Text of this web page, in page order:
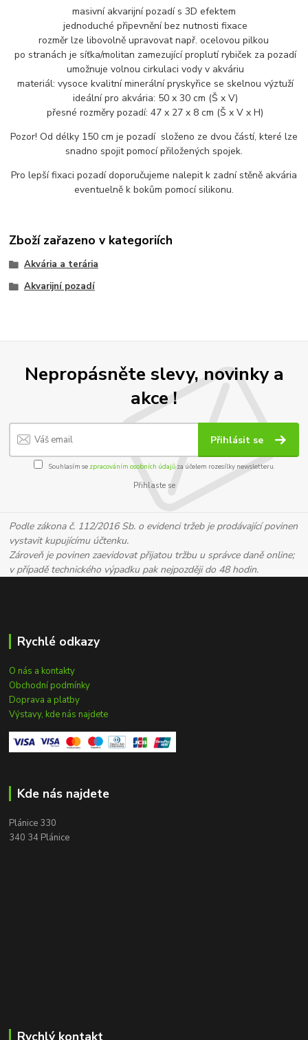
masivní akvarijní pozadí s 3D efektem
jednoduché připevnění bez nutnosti fixace
rozměr lze libovolně upravovat např. ocelovou pilkou
po stranách je síťka/molitan zamezující proplutí rybiček za pozadí
umožnuje volnou cirkulaci vody v akváriu
materiál: vysoce kvalitní minerální pryskyřice se skelnou výztuží
ideální pro akvária: 50 x 30 cm (Š x V)
přesné rozměry pozadí: 47 x 27 x 8 cm (Š x V x H)
Pozor! Od délky 150 cm je pozadí složeno ze dvou částí, které lze
snadno spojit pomocí přiložených spojek.
Pro lepší fixaci pozadí doporučujeme nalepit k zadní stěně akvária
eventuelně k bokům pomocí silikonu.
Zboží zařazeno v kategoriích
Akvária a terária
Akvarijní pozadí
Nepropásněte slevy, novinky a
akce !
Přihlásit se
Souhlasím se zpracováním osobních údajůza účelem rozesílky newsletteru.
Přihlaste se
Podle zákona č. 112/2016 Sb. o evidenci tržeb je prodávající povinen
vystavit kupujícímu účtenku.
Zároveň je povinen zaevidovat přijatou tržbu u správce daně online;
v případě technického výpadku pak nejpozději do 48 hodin.
Rychlé odkazy
O nás a kontakty
Obchodní podmínky
Doprava a platby
Výstavy, kde nás najdete
Kde nás najdete
Plánice 330
340 34 Plánice
Rychlý kontakt